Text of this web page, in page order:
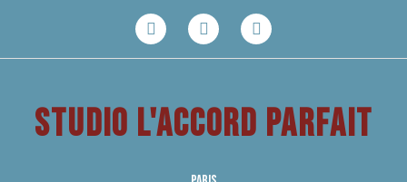
STUDIO L'ACCORD PARFAIT